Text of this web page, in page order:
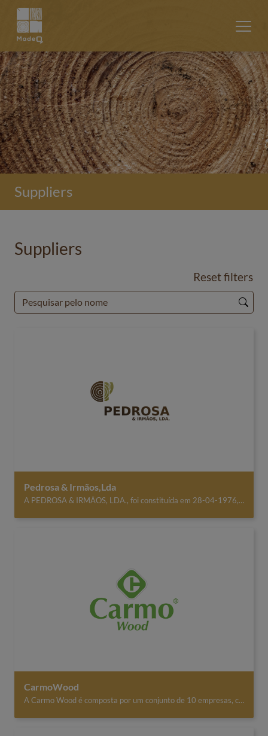
Suppliers
Suppliers
Reset filters
Pedrosa & Irmãos,Lda
A PEDROSA & IRMÃOS, LDA., foi constituída em 28-04-1976, mas não foi esta a data de início de atividade dos seus sócios fundadores. Estes iniciaram a sua atividade, na extração de resinas e já na década de 60, os irmãos Pedrosa, forneciam as madeiras necessárias à construção das estruturas que serviram de apoio à construção da ponte Salazar, mais tarde denominada ponte 25 de Abril. O posicionamento no mercado da PEDROSA & IRMÃOS, LDA., vai desde a exploração florestal até à fileira da madeira de Pinho e de produtos acabados. Este posicionamento permite a valorização da matéria prima na sua melhor aplicação. A participação da PEDROSA & IRMÃOS, LDA no mercado dos produtos em madeira foi confirmada com a obtenção do certificado de Marcação CE em 2014, assumindo-se assim como a primeira empresa a obter essa certificação em Portugal, de acordo com a Norma Europeia EN14229:2010 – Postes de madeira para linhas aéreas. O processo de preservação de madeiras, está aprovado pelo prestigiado Instituto Françês FCBA, com o número de registo: 0185. A empresa obteve e mantém a certificação da unidade de manejo florestal pelo FSC e da cadeia de custódia pelo FSC. O Sistema de Gestão da PEDROSA & IRMÃOS, LDA é auditado e cumpre a Norma EN ISO 9001:2015, desde 2019. As madeiras serradas para estruturas são colocadas no mercado com certificação Marcação CE, segundo a Norma EN14081-1:2005+A1:2011 desde 2020, dando cumprimento au REGULAMENTO (UE) N. o 305/2011. São inúmeras as valências da PEDROSA & IRMÃOS, LDA e acreditamos, ser imenso o seu potencial, por ser uma organização que acumula a valorosa experiência dos seus sócios fundadores e o espírito inovador das novas chefias.
CarmoWood
A Carmo Wood é composta por um conjunto de 10 empresas, com sede em Portugal, e todo o processo de transformação, criação de produtos e desenvolvimento técnico é português. Oferece uma vasta gama de produtos no território nacional e além fronteiras, em sectores tão distintos como a agricultura, mundo equestre, construção, turismo, lazer, segurança e telecomunicações. O Grupo Carmo Wood desenvolve produtos e serviços de excelência no setor da fileira florestal. Foca-se no valor entregue aos clientes, na sustentabilidade das suas práticas e na promoção do respeito pela Pessoa, da dignidade e de condições de trabalho adequadas. O Grupo Carmo Wood pretende ser uma referência de excelência empresarial no mercado global da fileira florestal, adotando um modelo de governo e de negócio orientados para a inovação dos produtos e serviços, para a eficácia dos processos e das práticas, para a sustentabilidade do planeta e para a satisfação, dignidade e respeito de todas as partes interessadas.